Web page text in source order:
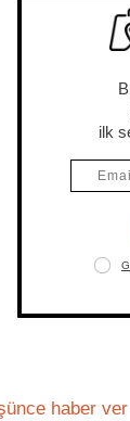
haber ver